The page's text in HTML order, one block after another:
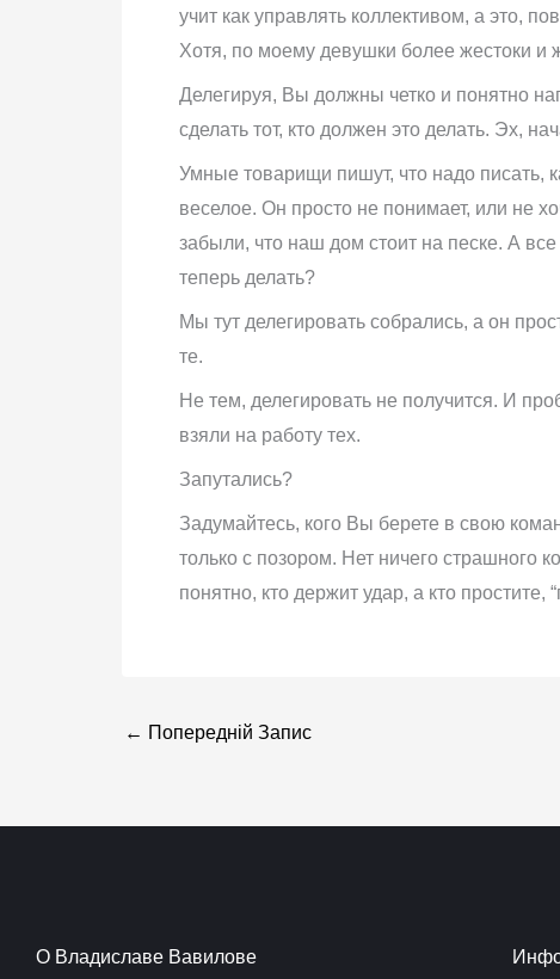
учит как управлять коллективом, а это,
Хотя, по моему девушки более жестоки и
Делегируя, Вы должны четко и понятно
сделать тот, кто должен это делать. Эх,
Умные товарищи пишут, что надо писать,
веселое. Он просто не понимает, или не
забыли, что наш дом стоит на песке. А
теперь делать?
Мы тут делегировать собрались, а он
те.
Не тем, делегировать не получится. И
взяли на работу тех.
Запутались?
Задумайтесь, кого Вы берете в свою
только с позором. Нет ничего страшного
понятно, кто держит удар, а кто простите,
← Попередній Запис
О Владиславе Вавилове